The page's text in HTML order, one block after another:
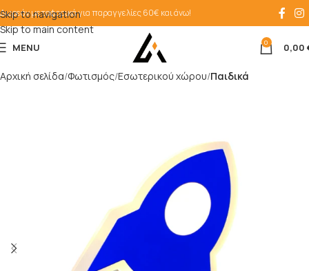
Skip to navigation
Skip to main content
Δωρεάν μεταφορικά για παραγγελίες 60€ και άνω!
MENU 0 0,00
Αρχική σελίδα Φωτισμός Εσωτερικού χώρου Παιδικά